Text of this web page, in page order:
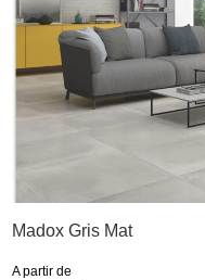
Madox Gris Mat
A partir de